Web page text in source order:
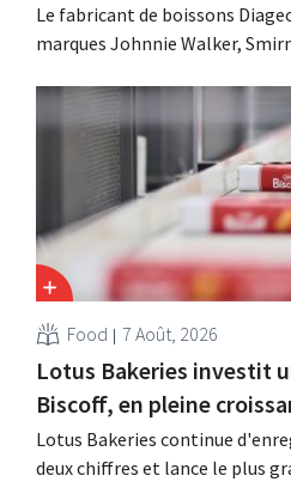
Le fabricant de boissons
marques Johnnie Walker,
considérablement ses coûts
croissance, notamment pour
prêts à boire.
Food 7 Août, 2026
Lotus Bakeries investit
Biscoff, en pleine
Lotus Bakeries continue
deux chiffres et lance le plus